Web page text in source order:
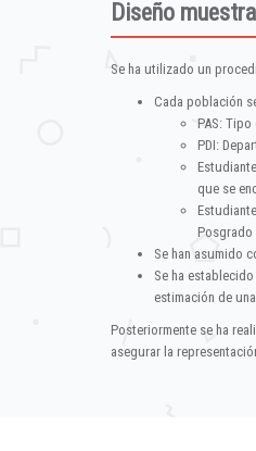
Diseño muestral
Se ha utilizado un
Cada población
PAS:
PDI:
que se
Posgrado
Se han asumido
Se ha
estimación de
Posteriormente se ha
asegurar la